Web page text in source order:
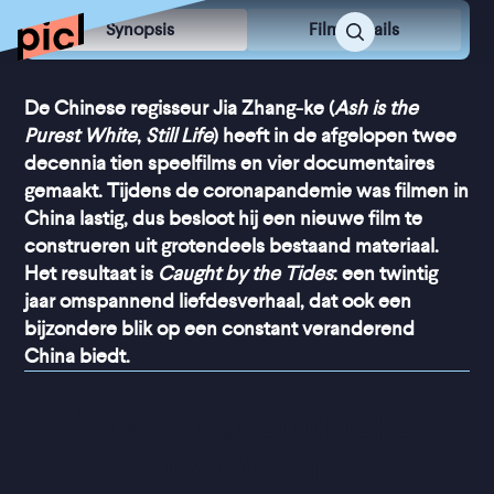
Synopsis Film Details
De Chinese regisseur Jia Zhang-ke (Ash is the
Purest White, Still Life) heeft in de afgelopen twee
decennia tien speelfilms en vier documentaires
gemaakt. Tijdens de coronapandemie was filmen in
China lastig, dus besloot hij een nieuwe film te
construeren uit grotendeels bestaand materiaal.
Het resultaat is Caught by the Tides: een twintig
jaar omspannend liefdesverhaal, dat ook een
bijzondere blik op een constant veranderend
China biedt.